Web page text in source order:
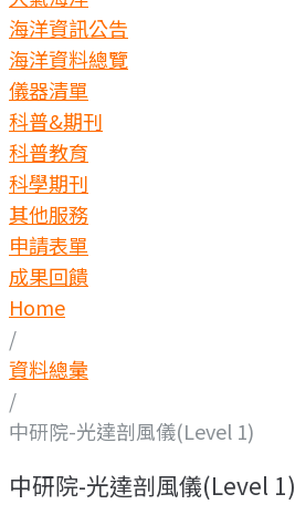
海洋資訊公告
海洋資料總覽
儀器清單
科普&期刊
科普教育
科學期刊
其他服務
申請表單
成果回饋
Home
/
資料總彙
/
中研院-光達剖風儀(Level 1)
中研院-光達剖風儀(Level 1)